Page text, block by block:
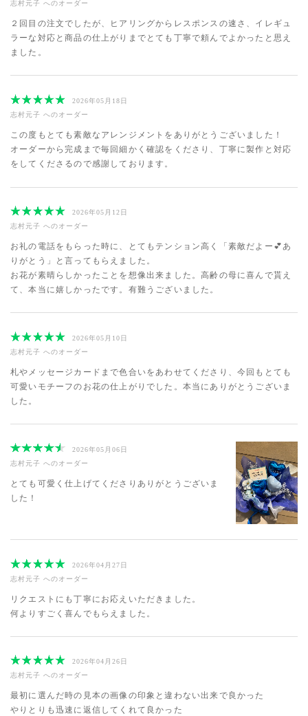
志村元子 へのオーダー
２回目の注文でしたが、ヒアリングからレスポンスの速さ、イレギュ
ラーな対応と商品の仕上がりまでとても丁寧で頼んでよかったと思え
ました。
2026年05月18日
志村元子 へのオーダー
この度もとても素敵なアレンジメントをありがとうございました！
オーダーから完成まで毎回細かく確認をくださり、丁寧に製作と対応
をしてくださるので感謝しております。
2026年05月12日
志村元子 へのオーダー
お礼の電話をもらった時に、とてもテンション高く「素敵だよー💕あ
りがとう」と言ってもらえました。
お花が素晴らしかったことを想像出来ました。高齢の母に喜んで貰え
て、本当に嬉しかったです。有難うございました。
2026年05月10日
志村元子 へのオーダー
札やメッセージカードまで色合いをあわせてくださり、今回もとても
可愛いモチーフのお花の仕上がりでした。本当にありがとうございま
した。
2026年05月06日
志村元子 へのオーダー
とても可愛く仕上げてくださりありがとうございま
した！
2026年04月27日
志村元子 へのオーダー
リクエストにも丁寧にお応えいただきました。
何よりすごく喜んでもらえました。
2026年04月26日
志村元子 へのオーダー
最初に選んだ時の見本の画像の印象と違わない出来で良かった
やりとりも迅速に返信してくれて良かった